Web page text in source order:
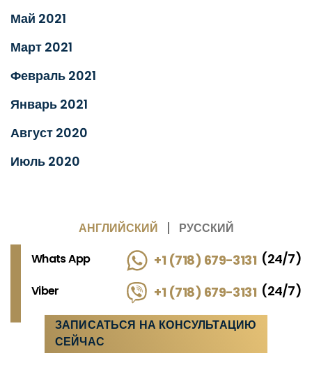
Май 2021
Март 2021
Февраль 2021
Январь 2021
Август 2020
Июль 2020
АНГЛИЙСКИЙ
РУССКИЙ
Whats App
+1 (718) 679-3131 (24/7)
Viber +1 (718) 679-3131 (24/7)
ЗАПИСАТЬСЯ НА КОНСУЛЬТАЦИЮ
СЕЙЧАС